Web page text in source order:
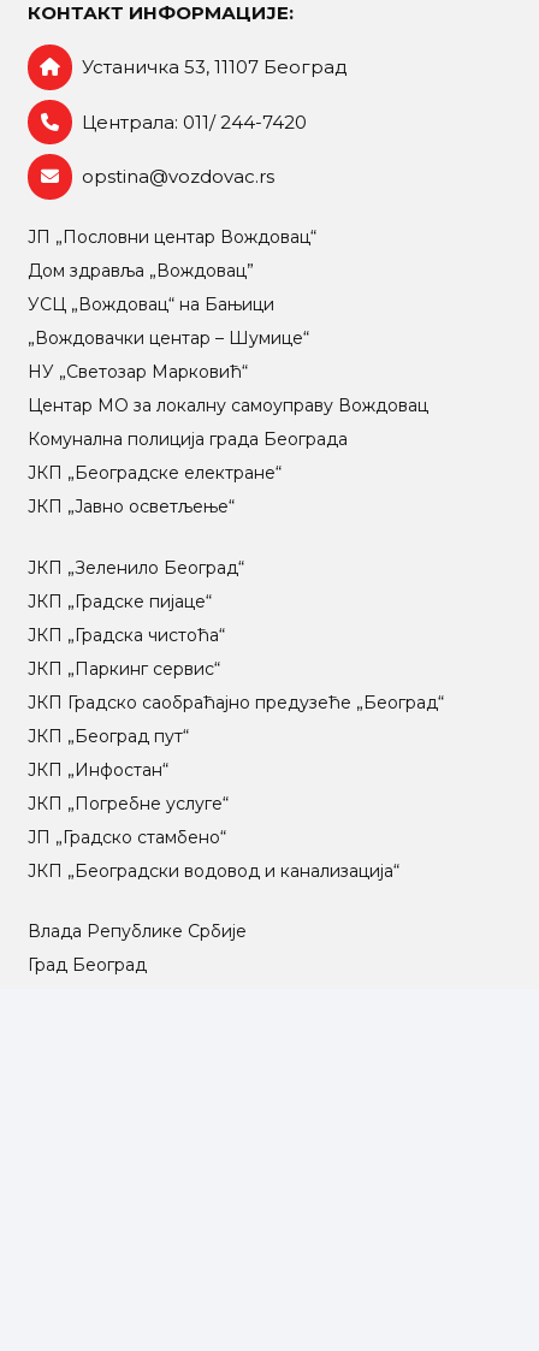
КОНТАКТ ИНФОРМАЦИЈЕ:
Устаничка 53, 11107 Београд
Централа: 011/ 244-7420
opstina@vozdovac.rs
ЈП „Пословни центар Вождовац“
Дом здравља „Вождовац”
УСЦ „Вождовац“ на Бањици
„Вождовачки центар – Шумице“
НУ „Светозар Марковић“
Центар МO за локалну самоуправу Вождовац
Комунална полиција града Београда
ЈКП „Београдске електране“
ЈКП „Јавно осветљење“
ЈКП „Зеленило Београд“
ЈКП „Градске пијаце“
ЈКП „Градска чистоћа“
ЈКП „Паркинг сервис“
ЈКП Градско саобраћајно предузеће „Београд“
ЈКП „Београд пут“
ЈКП „Инфостан“
ЈКП „Погребне услуге“
ЈП „Градско стамбено“
ЈКП „Београдски водовод и канализација“
Влада Републике Србије
Град Београд